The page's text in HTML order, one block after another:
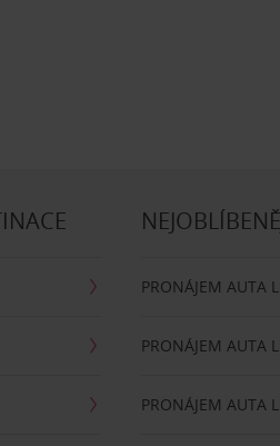
PRONÁJEM AUTA
PRONÁJEM AUTA
PRONÁJEM AUTA